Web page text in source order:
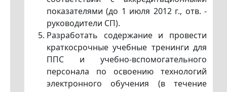
показателями (до 1 июля 2012 г., отв. -
руководители СП).
Разработать содержание и провести
краткосрочные учебные тренинги для
ППС и учебно-вспомогательного
персонала по освоению технологий
электронного обучения (в течение